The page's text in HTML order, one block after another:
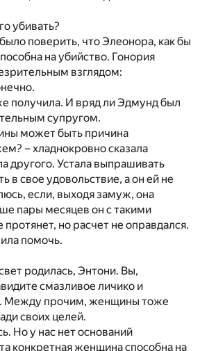
убивать?
поверить, что Элеонора, как бы
на убийство. Гонория
взглядом:
получила. И вряд ли Эдмунд был
супругом.
может быть причина
– хладнокровно сказала
другого. Устала выпрашивать
в свое удовольствие, а он ей не
если, выходя замуж, она
пары месяцев он с такими
но расчет не оправдался.
помочь.
родилась, Энтони. Вы,
смазливое личико и
Между прочим, женщины тоже
своих целей.
Но у нас нет оснований
конкретная женщина способна на